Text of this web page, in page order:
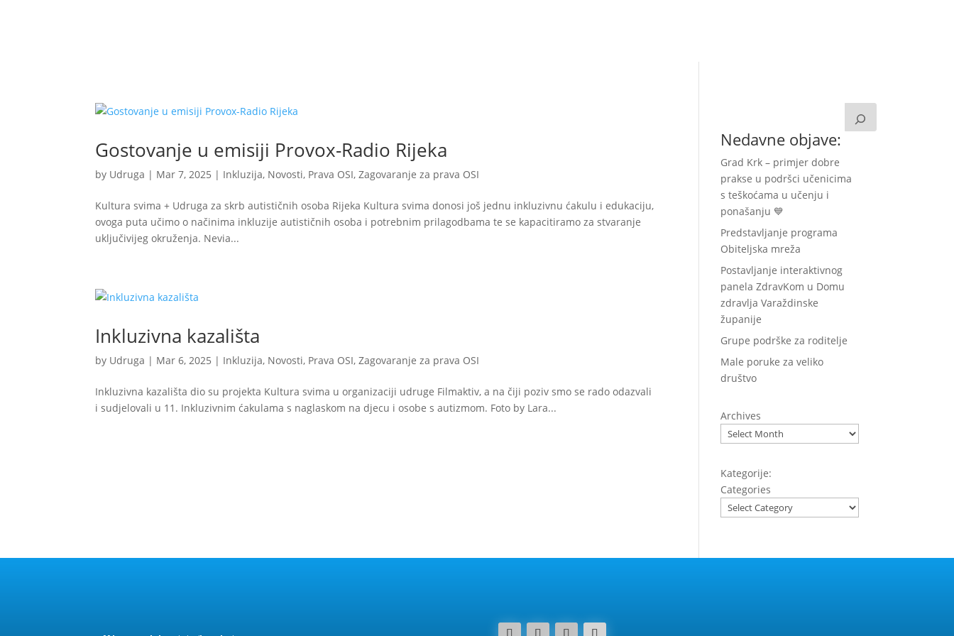
Gostovanje u emisiji Provox-Radio Rijeka
by Udruga | Mar 7, 2025 | Inkluzija, Novosti, Prava OSI,Zagovaranje za prava OSI
Kultura svima + Udruga za skrb autističnih osoba Rijeka Kultura svima donosi još jednu inkluzivnu ćakulu i edukaciju,
ovoga puta učimo o načinima inkluzije autističnih osoba i potrebnim prilagodbama te se kapacitiramo za stvaranje
uključivijeg okruženja. Nevia...
Inkluzivna kazališta
by Udruga | Mar 6, 2025 | Inkluzija, Novosti, Prava OSI,Zagovaranje za prava OSI
Inkluzivna kazališta dio su projekta Kultura svima u organizaciji udruge Filmaktiv, a na čiji poziv smo se rado odazvali
i sudjelovali u 11. Inkluzivnim ćakulama s naglaskom na djecu i osobe s autizmom. Foto by Lara...
Nedavne objave:
Grad Krk – primjer dobre
prakse u podršci učenicima
s teškoćama u učenju i
ponašanju 💙
Predstavljanje programa
Obiteljska mreža
Postavljanje interaktivnog
panela ZdravKom u Domu
zdravlja Varaždinske
županije
Grupe podrške za roditelje
Male poruke za veliko
društvo
Archives
Kategorije:
Categories